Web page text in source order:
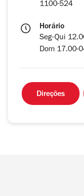
1100-524
Horário
Seg-Qui
Dom 17.00-
Direções